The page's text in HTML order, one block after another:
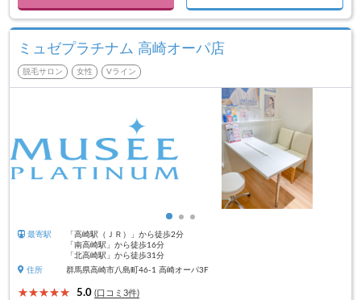
ミュゼプラチナム 高崎オーパ店
脱毛サロン 女性 Vライン
最寄駅
「高崎駅（ＪＲ）」から徒歩2分
「南高崎駅」から徒歩16分
「北高崎駅」から徒歩31分
住所
群馬県高崎市八島町46-1 高崎オーパ3F
5.0 (口コミ3件)